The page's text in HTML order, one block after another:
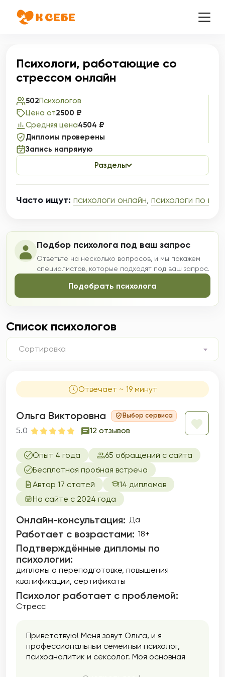
Психологи, работающие со
стрессом онлайн
502Психологов
Цена от2500 ₽
Средняя цена4504 ₽
Дипломы проверены
Запись напрямую
Разделы
Часто ищут: психологи онлайн, психологи по
Подбор психолога под ваш запрос
Ответьте на несколько вопросов, и мы покажем
специалистов, которые подходят под ваш запрос.
Подобрать психолога
Список психологов
Сортировка
Отвечает ~ 19 минут
Ольга Викторовна Выбор сервиса
5.0 12 отзывов
Опыт 4 года
65 обращений с сайта
Бесплатная пробная встреча
Автор 17 статей
14 дипломов
На сайте с 2024 года
Онлайн-консультация: Да
Работает с возрастами: 18+
Подтверждённые дипломы по
психологии:
дипломы о переподготовке повышения
квалификации сертификаты
Психолог работает с проблемой:
Стресс
Приветствую! Меня зовут Ольга, и я
профессиональный семейный психолог,
психоаналитик и сексолог. Моя основная